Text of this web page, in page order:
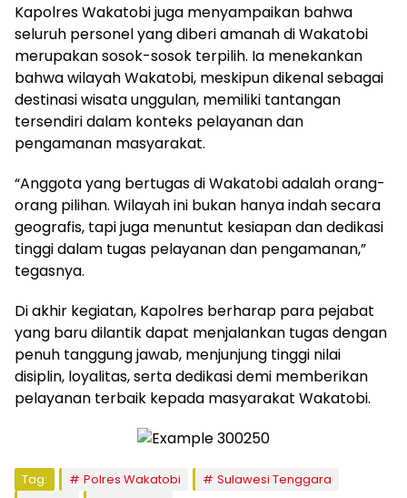
Kapolres Wakatobi juga menyampaikan bahwa
seluruh personel yang diberi amanah di Wakatobi
merupakan sosok-sosok terpilih. Ia menekankan
bahwa wilayah Wakatobi, meskipun dikenal sebagai
destinasi wisata unggulan, memiliki tantangan
tersendiri dalam konteks pelayanan dan
pengamanan masyarakat.
“Anggota yang bertugas di Wakatobi adalah orang-
orang pilihan. Wilayah ini bukan hanya indah secara
geografis, tapi juga menuntut kesiapan dan dedikasi
tinggi dalam tugas pelayanan dan pengamanan,”
tegasnya.
Di akhir kegiatan, Kapolres berharap para pejabat
yang baru dilantik dapat menjalankan tugas dengan
penuh tanggung jawab, menjunjung tinggi nilai
disiplin, loyalitas, serta dedikasi demi memberikan
pelayanan terbaik kepada masyarakat Wakatobi.
Tag: Polres Wakatobi
Sulawesi Tenggara